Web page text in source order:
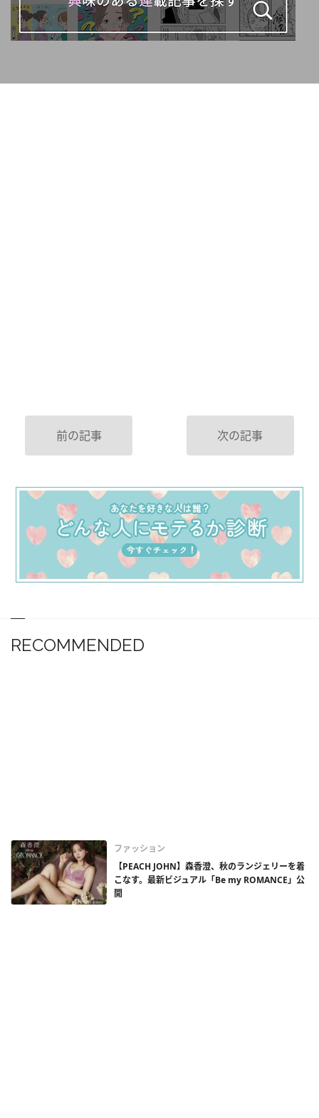
前の記事 次の記事
RECOMMENDED
ファッション
【PEACH JOHN】森香澄、秋のランジェリーを着
こなす。最新ビジュアル「Be my ROMANCE」公
開